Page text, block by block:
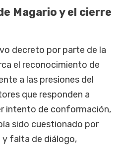
Magario y el cierre
decreto por parte de la
el reconocimiento de
a las presiones del
que responden a
intento de conformación,
sido cuestionado por
y falta de diálogo,